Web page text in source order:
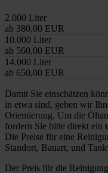
2.000 Liter
ab 380,00 EUR
10.000 Liter
ab 560,00 EUR
14.000 Liter
ab 650,00 EUR
Damit Sie einschätzen
in etwa sind, geben wir
Orientierung. Um die
fordern Sie bitte direkt ein
Die Preise für eine
Standort, Bauart, und
Der Preis für die